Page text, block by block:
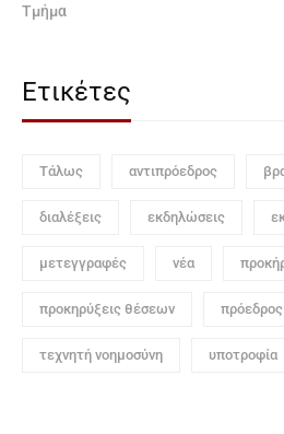
Τμήμα
Ετικέτες
Τάλως αντιπρόεδρος
διαλέξεις εκδηλώσεις
μετεγγραφές νέα
προκηρύξεις θέσεων πρόεδρος
τεχνητή νοημοσύνη υποτροφία